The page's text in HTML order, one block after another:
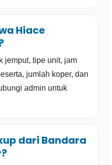
Hiace
jemput, tipe unit, jam
jumlah koper, dan
admin untuk
dari Bandara